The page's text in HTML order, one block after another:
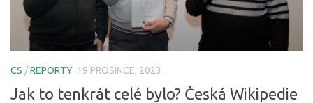
CS /REPORTY 19 PROSINCE, 2023
Jak to tenkrát celé bylo? Česká Wikipedie